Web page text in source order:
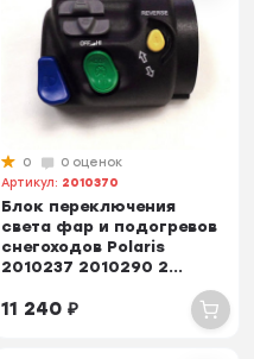
0
0 оценок
Артикул: 2010370
Блок переключения
света фар и подогревов
снегоходов Polaris
2010237 2010290 2...
11 240₽